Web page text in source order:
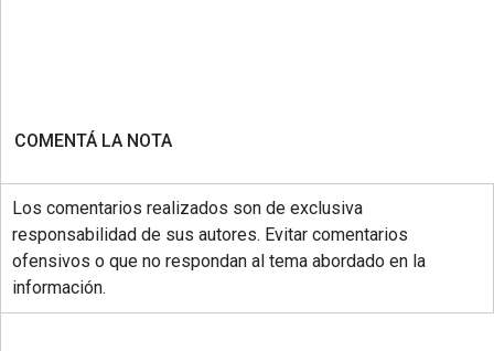
COMENTÁ LA NOTA
Los comentarios realizados son de exclusiva
responsabilidad de sus autores. Evitar comentarios
ofensivos o que no respondan al tema abordado en la
información.